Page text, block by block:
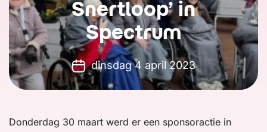
Snertloop’ in
Spectrum
dinsdag 4 april 2023
Donderdag 30 maart werd er een sponsoractie in